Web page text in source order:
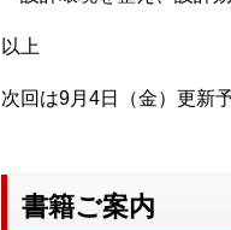
以上
次回は9月4日（金）更新
書籍ご案内